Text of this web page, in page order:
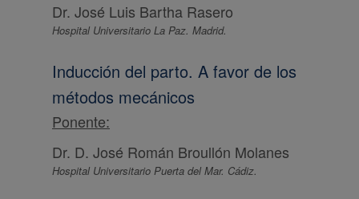
Dr. José Luis Bartha Rasero
Hospital Universitario La Paz. Madrid.
Inducción del parto. A favor de los
métodos mecánicos
Ponente:
Dr. D. José Román Broullón Molanes
Hospital Universitario Puerta del Mar. Cádiz.